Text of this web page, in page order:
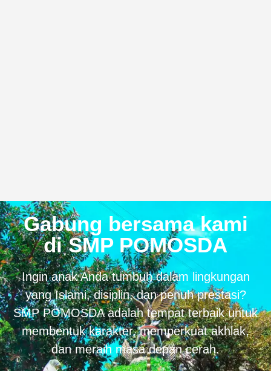
Gabung bersama kami
di SMP POMOSDA
Ingin anak Anda tumbuh dalam lingkungan
yang Islami, disiplin, dan penuh prestasi?
SMP POMOSDA adalah tempat terbaik untuk
membentuk karakter, memperkuat akhlak,
dan meraih masa depan cerah.